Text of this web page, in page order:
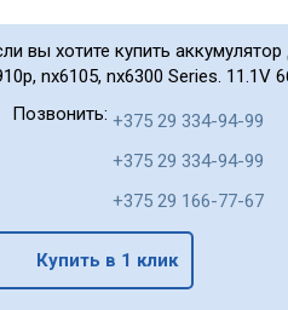
вы хотите купить
nx6105, nx6300 Series. 11.1V
Позвонить: +375 29 334-94-99
+375 29 334-94-99
+375 29 166-77-67
Купить в 1 клик